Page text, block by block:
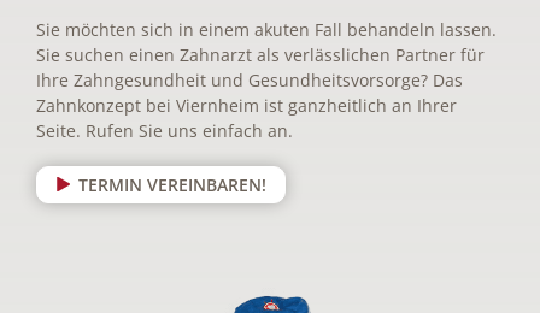
Sie möchten sich in einem akuten Fall behandeln lassen.
Sie suchen einen Zahnarzt als verlässlichen Partner für
Ihre Zahngesundheit und Gesundheitsvorsorge? Das
Zahnkonzept bei Viernheim ist ganzheitlich an Ihrer
Seite. Rufen Sie uns einfach an.
TERMIN VEREINBAREN!